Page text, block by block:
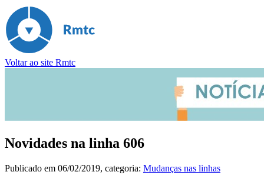
Voltar ao site Rmtc
Novidades na linha 606
Publicado em 06/02/2019, categoria: Mudanças nas linhas